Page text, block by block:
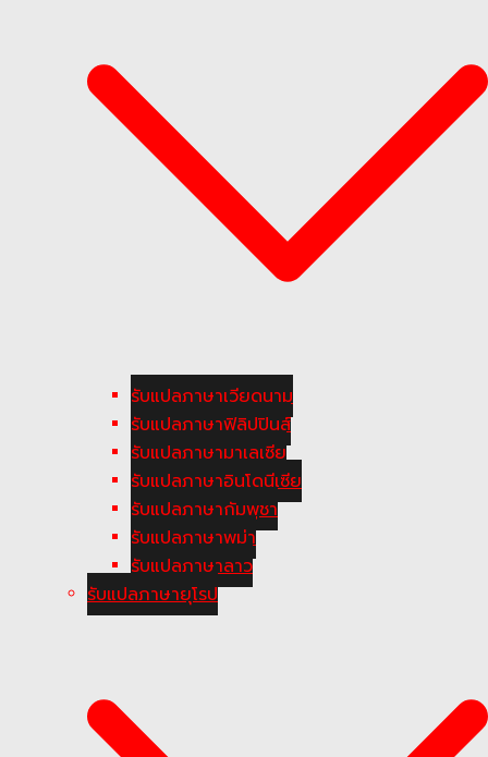
รับแปลภาษาเวียดนาม
รับแปลภาษาฟิลิปปินส์
รับแปลภาษามาเลเซีย
รับแปลภาษาอินโดนีเซีย
รับแปลภาษากัมพูชา
รับแปลภาษาพม่า
รับแปลภาษาลาว
รับแปลภาษายุโรป